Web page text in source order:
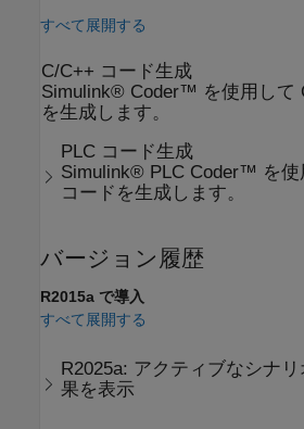
すべて展開する
C/C++ コード生成
Simulink® Coder™ を使用して
を生成します。
PLC コード生成
Simulink® PLC Coder™ を使
コードを生成します。
バージョン履歴
R2015a で導入
すべて展開する
R2025a: アクティブなシナ
果を表示